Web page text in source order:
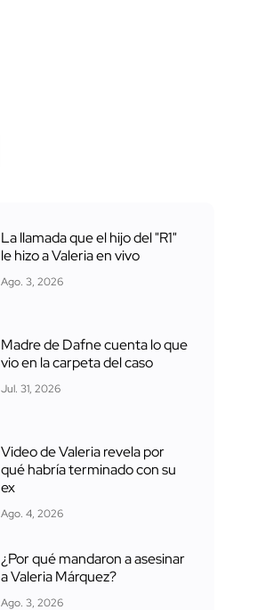
La llamada que el hijo del "R1"
le hizo a Valeria en vivo
Ago. 3, 2026
Madre de Dafne cuenta lo que
vio en la carpeta del caso
Jul. 31, 2026
Video de Valeria revela por
qué habría terminado con su
ex
Ago. 4, 2026
¿Por qué mandaron a asesinar
a Valeria Márquez?
Ago. 3, 2026